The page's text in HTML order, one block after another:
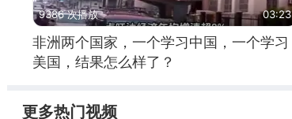
9386 次播放 03:23
非洲两个国家，一个学习中国，一个学习
美国，结果怎么样了？
更多热门视频